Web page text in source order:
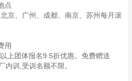
点
京、广州、成都、南京、苏州每月滚
用
上团体报名9.5折优惠。免费赠送
内训,受训名额不限。